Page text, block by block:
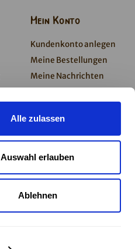
Alle zulassen
Auswahl erlauben
Ablehnen
Mein Konto
Kundenkonto anlegen
Meine Bestellungen
Meine Nachrichten